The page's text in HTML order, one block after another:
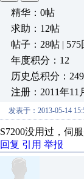
精华：0帖
求助：12帖
帖子：28帖 | 575
年度积分：12
历史总积分：
注册：2011年11
发表于：2013-05-14
S7200没用过，伺
回复 引用 举报